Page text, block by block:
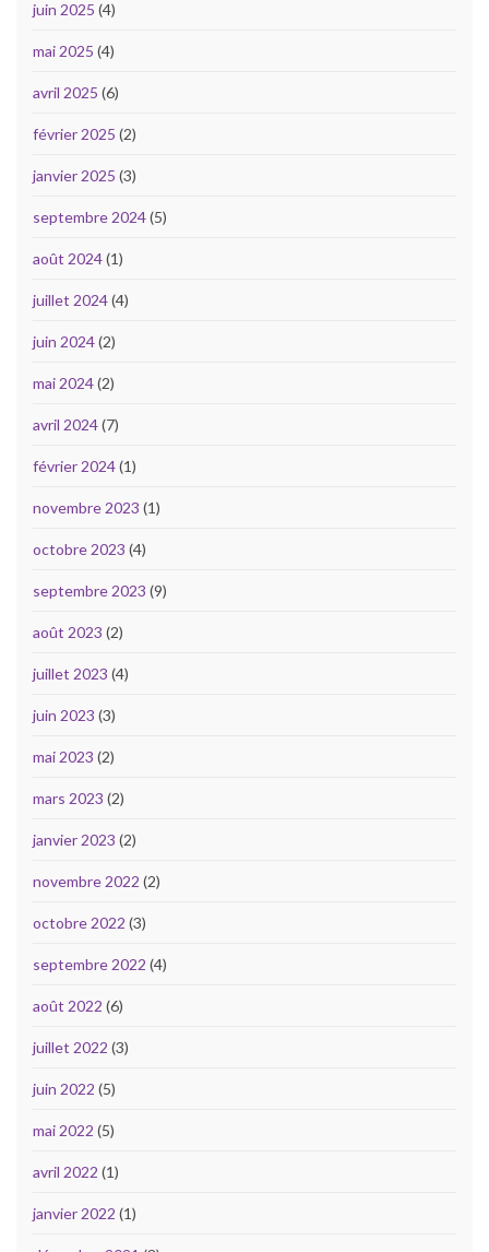
juin 2025 (4)
mai 2025 (4)
avril 2025 (6)
février 2025 (2)
janvier 2025 (3)
septembre 2024(5)
août 2024(1)
juillet 2024(4)
juin 2024(2)
mai 2024(2)
avril 2024(7)
février 2024(1)
novembre 2023 (1)
octobre 2023 (4)
septembre 2023 (9)
août 2023 (2)
juillet 2023 (4)
juin 2023 (3)
mai 2023 (2)
mars 2023 (2)
janvier 2023 (2)
novembre 2022 (2)
octobre 2022 (3)
septembre 2022 (4)
août 2022 (6)
juillet 2022 (3)
juin 2022 (5)
mai 2022 (5)
avril 2022 (1)
janvier 2022 (1)